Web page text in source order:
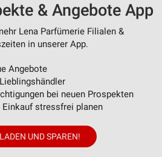
& Angebote App
Lena Parfümerie Filialen &
in unserer App.
Angebote
bei neuen Prospekten
stressfrei planen
UND SPAREN!